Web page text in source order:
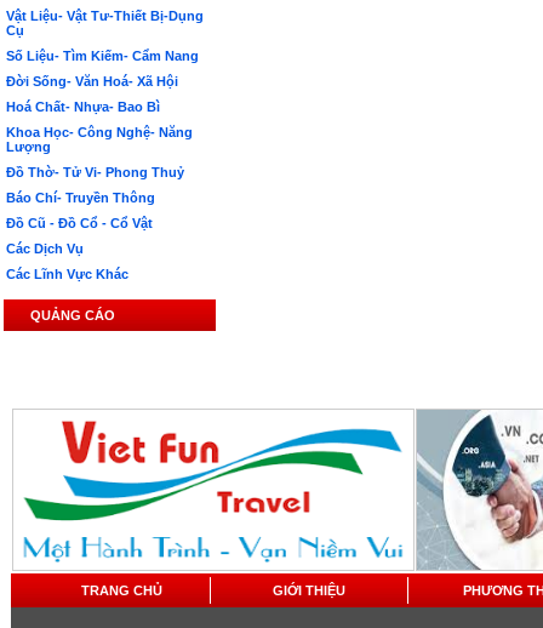
Vật Liệu- Vật Tư-Thiết Bị-Dụng
Cụ
Số Liệu- Tìm Kiếm- Cẩm Nang
Đời Sống- Văn Hoá- Xã Hội
Hoá Chất- Nhựa- Bao Bì
Khoa Học- Công Nghệ- Năng
Lượng
Đồ Thờ- Tử Vi- Phong Thuỷ
Báo Chí- Truyền Thông
Đồ Cũ - Đồ Cổ - Cổ Vật
Các Dịch Vụ
Các Lĩnh Vực Khác
QUẢNG CÁO
TRANG CHỦ GIỚI THIỆU PHƯƠNG